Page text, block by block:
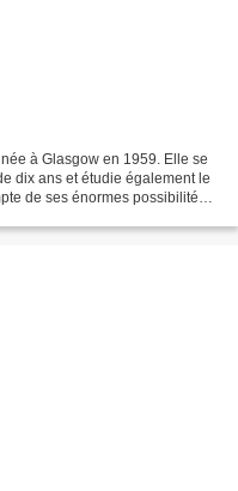
à Glasgow en 1959. Elle se
dix ans et étudie également le
de ses énormes possibilités